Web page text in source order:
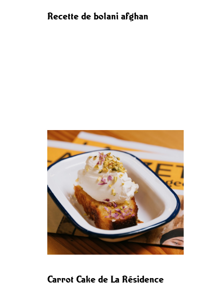
Recette de bolani afghan
Carrot Cake de La Résidence